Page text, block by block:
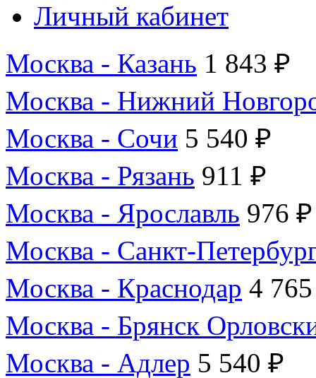
Личный кабинет
Москва - Казань 1 843 ₽
Москва - Нижний
Москва - Сочи 5 540 ₽
Москва - Рязань 911 ₽
Москва - Ярославль 976 ₽
Москва - Санкт-
Москва - Краснодар 4
Москва - Брянск
Москва - Адлер 5 540 ₽